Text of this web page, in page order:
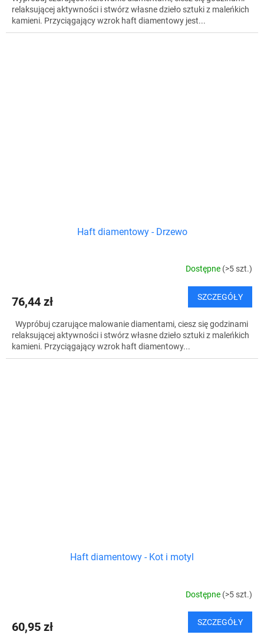
relaksującej aktywności i stwórz własne dzieło sztuki z maleńkich
kamieni. Przyciągający wzrok haft diamentowy jest...
Haft diamentowy - Drzewo
Dostępne (>5 szt.)
76,44 zł SZCZEGÓŁY
Wypróbuj czarujące malowanie diamentami, ciesz się godzinami
relaksującej aktywności i stwórz własne dzieło sztuki z maleńkich
kamieni. Przyciągający wzrok haft diamentowy...
Haft diamentowy - Kot i motyl
Dostępne (>5 szt.)
60,95 zł SZCZEGÓŁY